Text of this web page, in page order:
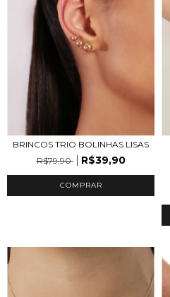
BRINCOS TRIO BOLINHAS LISAS
R$79,90
R$39,90
COMPRAR